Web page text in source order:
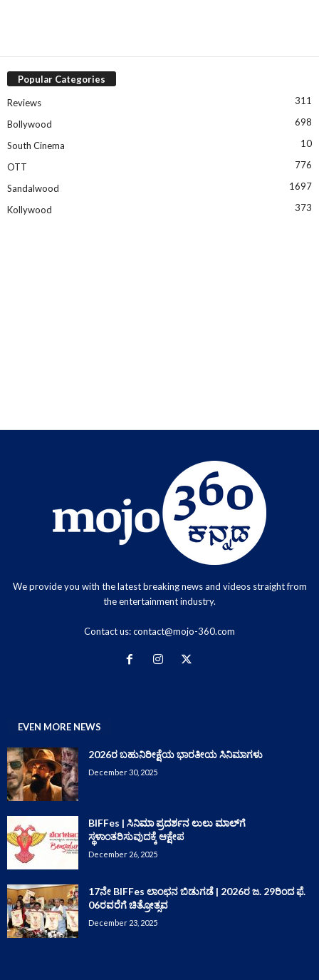
Popular Categories
Reviews 311
Bollywood 698
South Cinema 10
OTT 776
Sandalwood 1697
Kollywood 373
We provide you with the latest breaking news and videos straight from
the entertainment industry.
Contact us:contact@mojo-360.com
EVEN MORE NEWS
2026ರ ಬಹುನಿರೀಕ್ಷೆಯ ಭಾರತೀಯ ಸಿನಿಮಾಗಳು
December 30, 2025
BIFFes | ಸಿನಿಮಾ ಪ್ರದರ್ಶನ ಲುಲು ಮಾಲ್‌ಗೆ
ಸ್ಥಳಾಂತರಿಸುವುದಕ್ಕೆ ಆಕ್ಷೇಪ
December 26, 2025
17ನೇ BIFFes ಲಾಂಛನ ಬಿಡುಗಡೆ | 2026ರ ಜ. 29ರಿಂದ ಫೆ.
06ರವರೆಗೆ ಚಿತ್ರೋತ್ಸವ
December 23, 2025